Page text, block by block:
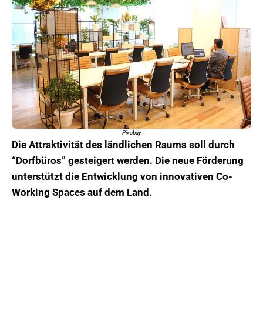
Pixabay
Die Attraktivität des ländlichen Raums soll durch
“Dorfbüros” gesteigert werden. Die neue Förderung
unterstützt die Entwicklung von innovativen Co-
Working Spaces auf dem Land.